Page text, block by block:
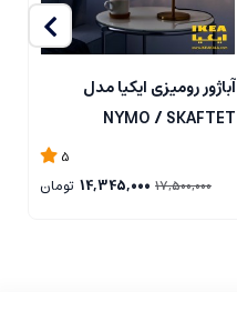
آباژور رومیزی ایکیا مدل
NYMO / SKAFTET
5
17,500,000
14,345,000 تومان